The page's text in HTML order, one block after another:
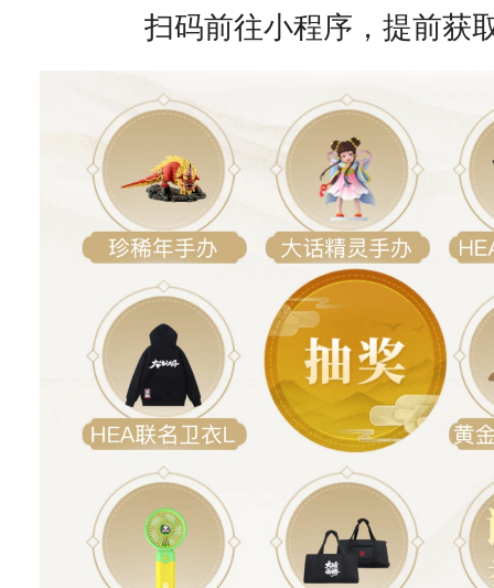
扫码前往小程序，提前获